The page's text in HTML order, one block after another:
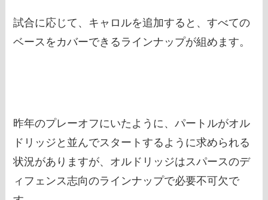
試合に応じて、キャロルを追加すると、すべての
ベースをカバーできるラインナップが組めます。
昨年のプレーオフにいたように、パートルがオル
ドリッジと並んでスタートするように求められる
状況がありますが、オルドリッジはスパースのデ
ィフェンス志向のラインナップで必要不可欠で